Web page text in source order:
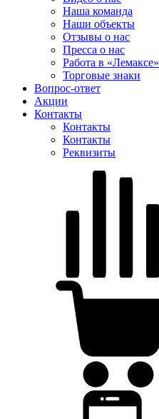
Наша команда
Наши объекты
Отзывы о нас
Пресса о нас
Работа в «Лемаксе»
Торговые знаки
Вопрос-ответ
Акции
Контакты
Контакты
Контакты
Реквизиты